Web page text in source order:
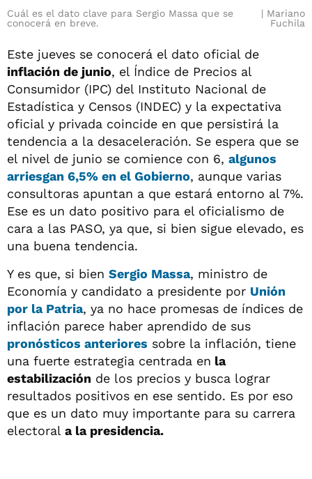
Cuál es el dato clave para Sergio Massa que se
conocerá en breve.
Mariano
Fuchila
Este jueves se conocerá el dato oficial de
inflación de junio, el Índice de Precios al
Consumidor (IPC) del Instituto Nacional de
Estadística y Censos (INDEC) y la expectativa
oficial y privada coincide en que persistirá la
tendencia a la desaceleración. Se espera que se
el nivel de junio se comience con 6, algunos
arriesgan 6,5% en el Gobierno, aunque varias
consultoras apuntan a que estará entorno al 7%.
Ese es un dato positivo para el oficialismo de
cara a las PASO, ya que, si bien sigue elevado, es
una buena tendencia.
Y es que, si bien Sergio Massa, ministro de
Economía y candidato a presidente por Unión
por la Patria, ya no hace promesas de índices de
inflación parece haber aprendido de sus
pronósticos anteriores sobre la inflación, tiene
una fuerte estrategia centrada en la
estabilización de los precios y busca lograr
resultados positivos en ese sentido. Es por eso
que es un dato muy importante para su carrera
electoral a la presidencia.